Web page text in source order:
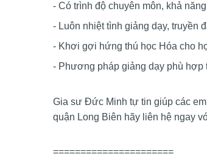
- Có trình độ chuyên môn, khả
- Luôn nhiệt tình giảng dạy, truyền
- Khơi gợi hứng thú học Hóa cho
- Phương pháp giảng dạy phù hợp
Gia sư Đức Minh tự tin giúp các
quận Long Biên hãy liên hệ ngay
======================